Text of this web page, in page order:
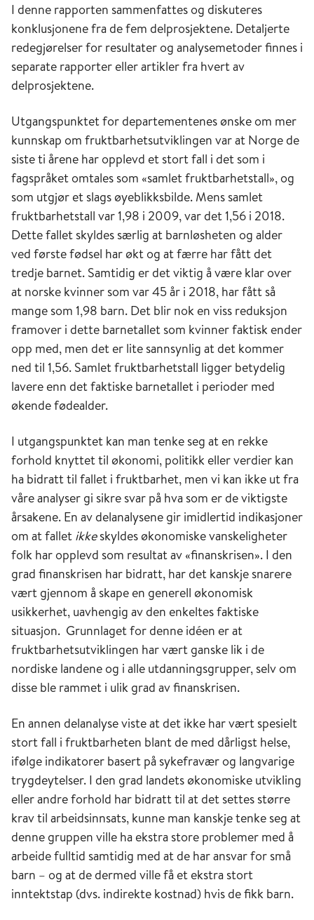
I denne rapporten sammenfattes og diskuteres
konklusjonene fra de fem delprosjektene. Detaljerte
redegjørelser for resultater og analysemetoder finnes i
separate rapporter eller artikler fra hvert av
delprosjektene.
Utgangspunktet for departementenes ønske om mer
kunnskap om fruktbarhetsutviklingen var at Norge de
siste ti årene har opplevd et stort fall i det som i
fagspråket omtales som «samlet fruktbarhetstall», og
som utgjør et slags øyeblikksbilde. Mens samlet
fruktbarhetstall var 1,98 i 2009, var det 1,56 i 2018.
Dette fallet skyldes særlig at barnløsheten og alder
ved første fødsel har økt og at færre har fått det
tredje barnet. Samtidig er det viktig å være klar over
at norske kvinner som var 45 år i 2018, har fått så
mange som 1,98 barn. Det blir nok en viss reduksjon
framover i dette barnetallet som kvinner faktisk ender
opp med, men det er lite sannsynlig at det kommer
ned til 1,56. Samlet fruktbarhetstall ligger betydelig
lavere enn det faktiske barnetallet i perioder med
økende fødealder.
I utgangspunktet kan man tenke seg at en rekke
forhold knyttet til økonomi, politikk eller verdier kan
ha bidratt til fallet i fruktbarhet, men vi kan ikke ut fra
våre analyser gi sikre svar på hva som er de viktigste
årsakene. En av delanalysene gir imidlertid indikasjoner
om at fallet ikkeskyldes økonomiske vanskeligheter
folk har opplevd som resultat av «finanskrisen». I den
grad finanskrisen har bidratt, har det kanskje snarere
vært gjennom å skape en generell økonomisk
usikkerhet, uavhengig av den enkeltes faktiske
situasjon. Grunnlaget for denne idéen er at
fruktbarhetsutviklingen har vært ganske lik i de
nordiske landene og i alle utdanningsgrupper, selv om
disse ble rammet i ulik grad av finanskrisen.
En annen delanalyse viste at det ikke har vært spesielt
stort fall i fruktbarheten blant de med dårligst helse,
ifølge indikatorer basert på sykefravær og langvarige
trygdeytelser. I den grad landets økonomiske utvikling
eller andre forhold har bidratt til at det settes større
krav til arbeidsinnsats, kunne man kanskje tenke seg at
denne gruppen ville ha ekstra store problemer med å
arbeide fulltid samtidig med at de har ansvar for små
barn – og at de dermed ville få et ekstra stort
inntektstap (dvs. indirekte kostnad) hvis de fikk barn.